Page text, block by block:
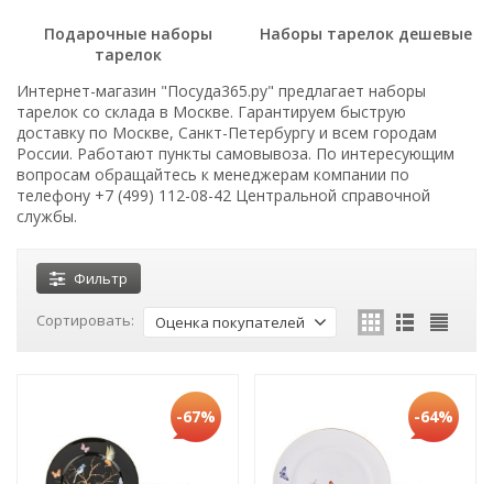
Подарочные наборы
тарелок
Наборы тарелок дешевые
Интернет-магазин "Посуда365.ру" предлагает наборы
тарелок со склада в Москве. Гарантируем быструю
доставку по Москве, Санкт-Петербургу и всем городам
России. Работают пункты самовывоза. По интересующим
вопросам обращайтесь к менеджерам компании по
телефону +7 (499) 112-08-42 Центральной справочной
службы.
Фильтр
Сортировать: Оценка покупателей
-67% -64%